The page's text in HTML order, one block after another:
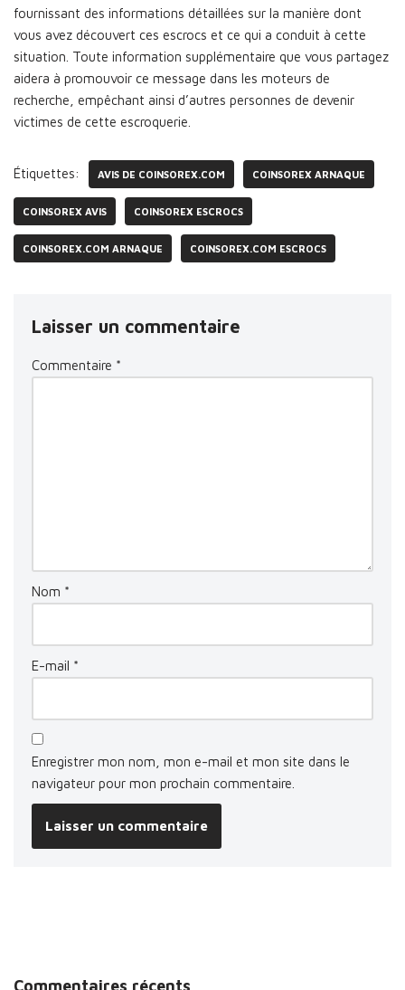
fournissant des informations détaillées sur la manière dont
vous avez découvert ces escrocs et ce qui a conduit à cette
situation. Toute information supplémentaire que vous partagez
aidera à promouvoir ce message dans les moteurs de
recherche, empêchant ainsi d’autres personnes de devenir
victimes de cette escroquerie.
Étiquettes: AVIS DE COINSOREX.COM COINSOREX ARNAQUE
COINSOREX AVIS COINSOREX ESCROCS
COINSOREX.COM ARNAQUE COINSOREX.COM ESCROCS
Laisser un commentaire
Commentaire *
Nom *
E-mail *
Enregistrer mon nom, mon e-mail et mon site dans le
navigateur pour mon prochain commentaire.
Commentaires récents